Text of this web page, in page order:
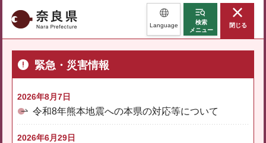
奈良県 Language
検索
メニュー
閉じる
緊急・災害情報
2026年8月7日
令和8年熊本地震への本県の対応等について
2026年6月29日